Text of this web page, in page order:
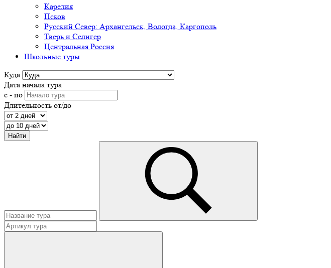
Карелия
Псков
Русский Север: Архангельск, Вологда, Каргополь
Тверь и Селигер
Центральная Россия
Школьные туры
Куда
Дата начала тура
с - по
Длительность от/до